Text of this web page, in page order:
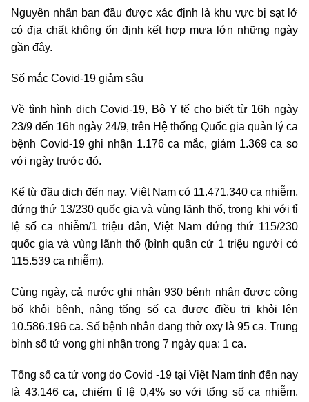
Nguyên nhân ban đầu được xác định là khu vực bị sạt lở
có địa chất không ổn định kết hợp mưa lớn những ngày
gần đây.
Số mắc Covid-19 giảm sâu
Về tình hình dịch Covid-19, Bộ Y tế cho biết từ 16h ngày
23/9 đến 16h ngày 24/9, trên Hệ thống Quốc gia quản lý ca
bệnh Covid-19 ghi nhận 1.176 ca mắc, giảm 1.369 ca so
với ngày trước đó.
Kể từ đầu dịch đến nay, Việt Nam có 11.471.340 ca nhiễm,
đứng thứ 13/230 quốc gia và vùng lãnh thổ, trong khi với tỉ
lệ số ca nhiễm/1 triệu dân, Việt Nam đứng thứ 115/230
quốc gia và vùng lãnh thổ (bình quân cứ 1 triệu người có
115.539 ca nhiễm).
Cùng ngày, cả nước ghi nhận 930 bệnh nhân được công
bố khỏi bệnh, nâng tổng số ca được điều trị khỏi lên
10.586.196 ca. Số bệnh nhân đang thở oxy là 95 ca. Trung
bình số tử vong ghi nhận trong 7 ngày qua: 1 ca.
Tổng số ca tử vong do Covid -19 tại Việt Nam tính đến nay
là 43.146 ca, chiếm tỉ lệ 0,4% so với tổng số ca nhiễm.